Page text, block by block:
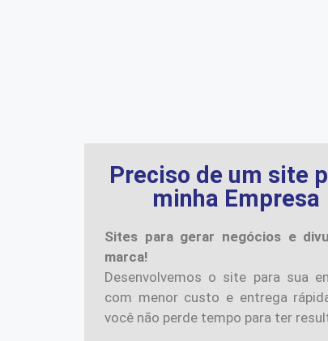
Preciso de um site
minha Empresa
Sites para gerar negócios e
marca!
Desenvolvemos o site para sua
com menor custo e entrega
você não perde tempo para ter